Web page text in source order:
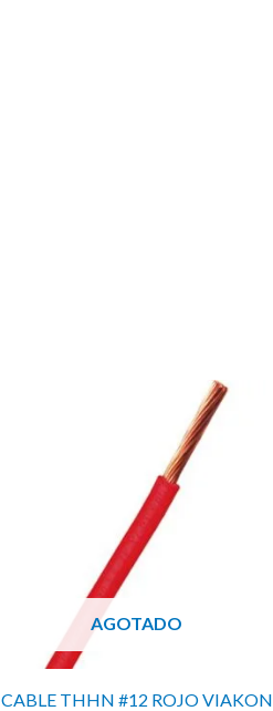
AGOTADO
CABLE THHN #12 ROJO VIAKON